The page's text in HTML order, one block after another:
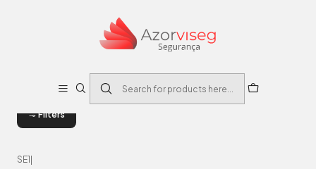
Home
Instalação e manutenção de produtos de segurança
Filters
SE1|